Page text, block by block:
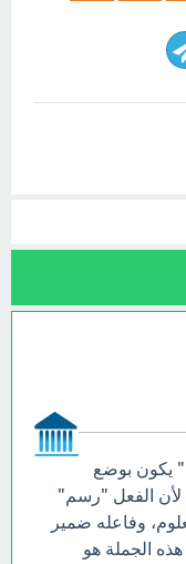
يكون بوضع
لأن الفعل "رسم"
وفاعله ضمير
الجملة هو